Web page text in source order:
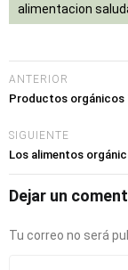
alimentacion
ANTERIOR
Productos orgánicos
SIGUIENTE
Los alimentos
Dejar un
Tu correo no será